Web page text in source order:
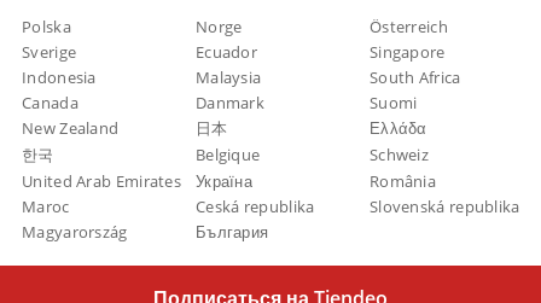
Polska Norge
Österreich
Sverige
Ecuador
Singapore
Indonesia
Malaysia
South Africa
Canada
Danmark
Suomi
New Zealand
日本
Ελλάδα
한국
Belgique
Schweiz
United Arab Emirates
Україна
România
Maroc
Ceská republika
Slovenská republika
Magyarország
България